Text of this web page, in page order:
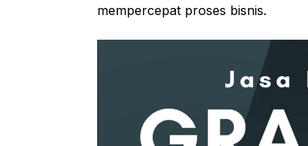
mempercepat proses bisnis.